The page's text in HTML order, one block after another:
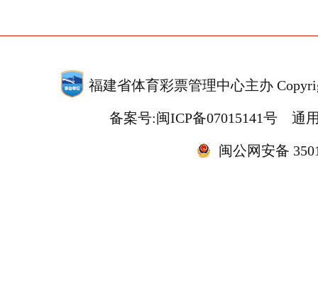
福建省体育彩票管理中心主办
备案号:闽ICP备07015141号 通用
闽公网安备